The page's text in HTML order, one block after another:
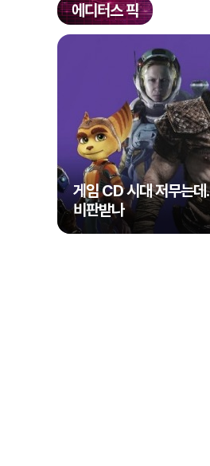
에디터스 픽
게임 CD 시대 저무는
비판받나